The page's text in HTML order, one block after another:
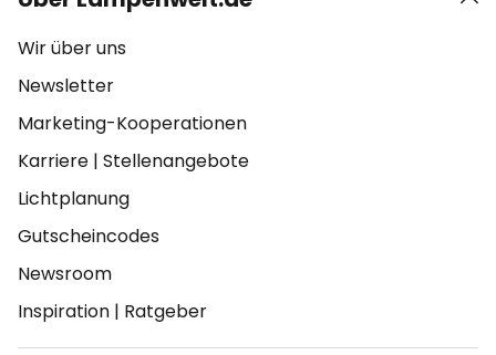
Wir über uns
Newsletter
Marketing-Kooperationen
Karriere | Stellenangebote
Lichtplanung
Gutscheincodes
Newsroom
Inspiration | Ratgeber